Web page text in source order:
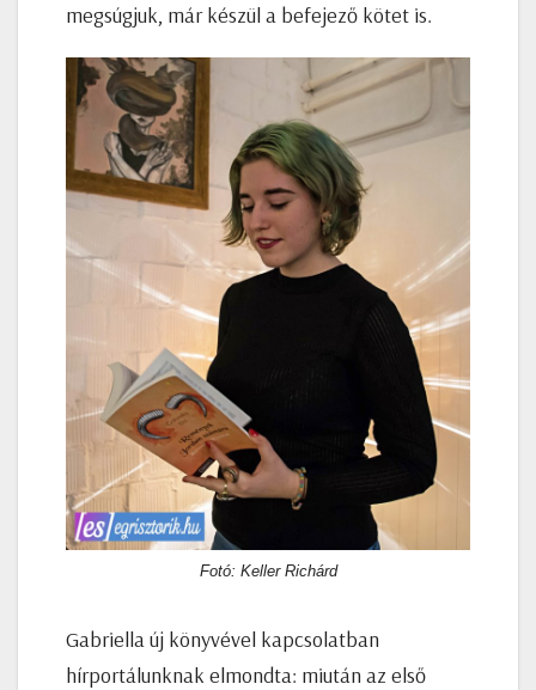
megsúgjuk, már készül a befejező kötet is.
Fotó: Keller Richárd
Gabriella új könyvével kapcsolatban
hírportálunknak elmondta: miután az első